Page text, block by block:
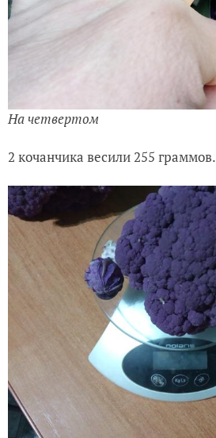
На четвертом
2 кочанчика весили 255 граммов.